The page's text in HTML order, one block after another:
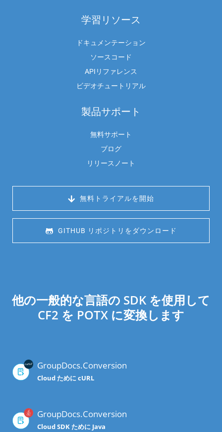
学習リソース
ドキュメンテーション
ソースコード
APIリファレンス
ビデオチュートリアル
製品サポート
無料サポート
ブログ
リリースノート
無料トライアルを開始
GITHUB リポジトリをダウンロード
他の一般的な言語の SDK を使用して
CF2 を POTX に変換します
GroupDocs.Conversion
Cloud ために cURL
GroupDocs.Conversion
Cloud SDK ために Java